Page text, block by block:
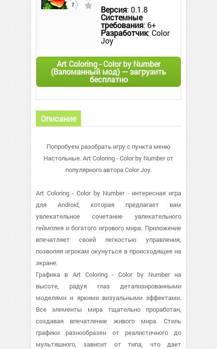
Версия: 0.1.8
Системные
требования: 6+
Разработчик: Color
Joy
Art Coloring - Color by Number
(Взломанный мод) — загрузить
бесплатно
Описание
Попробуем разобрать игру с пункта меню
Настольные. Art Coloring - Color by Number от
популярного автора Color Joy.
Art Coloring - Color by Number - интересная игра
для Android, которая предлагает вам
увлекательное сочетание увлекательного
геймплея и богатого игрового мира. Приложение
впечатляет своей легкостью управления,
позволяя игрокам окунуться в происходящее на
экране.
Графика в Art Coloring - Color by Number на
высоте, радуя глаз детализированными
моделями и яркими визуальными эффектами.
Все элементы мира тщательно проработан,
создавая впечатление живого мира. Стиль
графики разнообразен от реалистичного до
мультяшного, зависит от типа, что дает